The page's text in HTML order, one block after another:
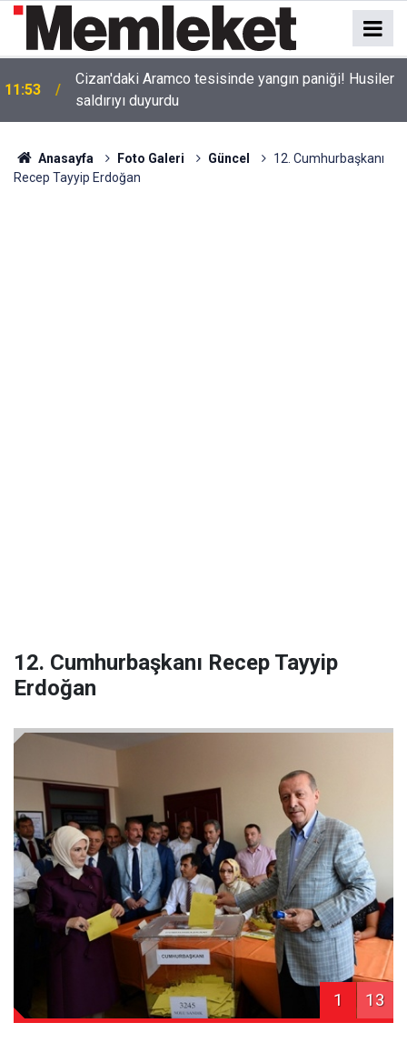
11:53
Cizan'daki Aramco tesisinde yangın paniği! Husiler
saldırıyı duyurdu
Anasayfa Foto Galeri Güncel
12. Cumhurbaşkanı
Recep Tayyip Erdoğan
12. Cumhurbaşkanı Recep Tayyip
Erdoğan
1 13